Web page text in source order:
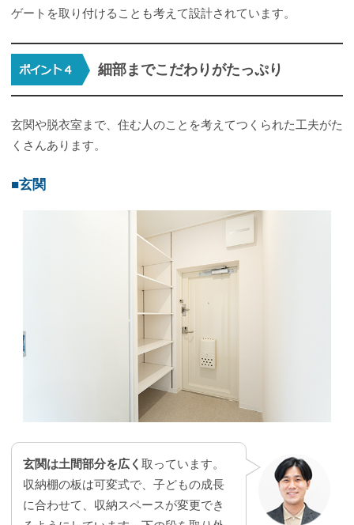
ゲートを取り付けることも考えて設計されています。
細部までこだわりがたっぷり
玄関や脱衣室まで、住む人のことを考えてつくられた工夫がた
くさんあります。
■玄関
玄関は土間部分を広く 取っています。
収納棚の板は可変式で、子どもの成長
に合わせて、収納スペースが変更でき